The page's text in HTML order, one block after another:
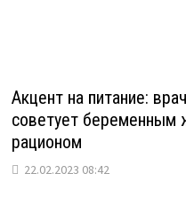
Акцент на питание:
советует беременным
рационом
22.02.2023 08:42